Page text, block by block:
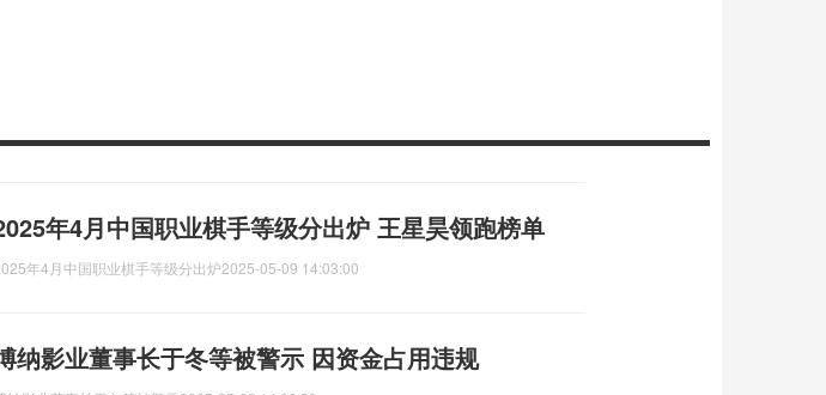
年4月中国职业棋手等级分出炉 王星昊领跑榜单
年4月中国职业棋手等级分出炉2025-05-09 14:03:00
纳影业董事长于冬等被警示 因资金占用违规